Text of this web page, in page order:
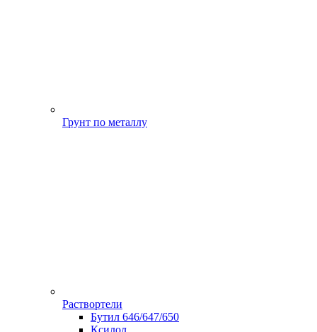
Грунт по металлу
Раствортели
Бутил 646/647/650
Ксилол